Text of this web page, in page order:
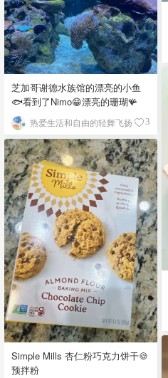
芝加哥谢德水族馆的漂亮的小鱼
🐟看到了Nimo😁漂亮的珊瑚🪸
热爱生活和自由的轻舞飞扬 3
Simple Mills 杏仁粉巧克力饼干🍪
预拌粉